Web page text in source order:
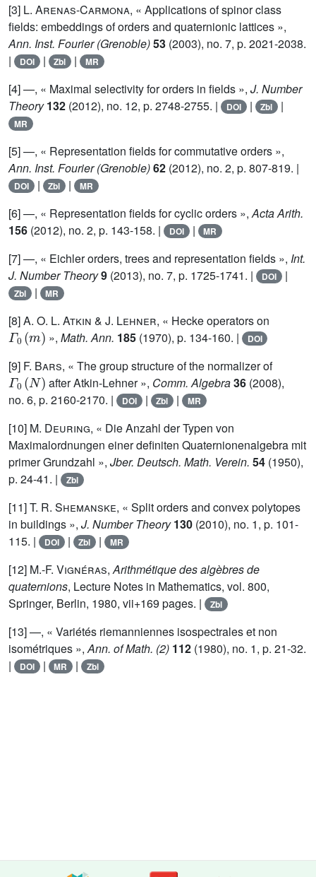
[3] L. Arenas-Carmona, « Applications of spinor class
fields: embeddings of orders and quaternionic lattices »,
Ann. Inst. Fourier (Grenoble)53 (2003), no. 7, p. 2021-2038.
|
DOI | Zbl | MR
[4] —, « Maximal selectivity for orders in fields », J. Number
Theory 132 (2012), no. 12, p. 2748-2755. | DOI | Zbl |
MR
[5] —, « Representation fields for commutative orders »,
Ann. Inst. Fourier (Grenoble)62 (2012), no. 2, p. 807-819. |
DOI | Zbl | MR
[6] —, « Representation fields for cyclic orders »,Acta Arith.
156 (2012), no. 2, p. 143-158. | DOI | MR
[7] —, « Eichler orders, trees and representation fields », Int.
J. Number Theory9 (2013), no. 7, p. 1725-1741. | DOI |
Zbl | MR
[8]A. O. L. Atkin & J. Lehner, « Hecke operators on
Γ0(m)
», Math. Ann. 185(1970), p. 134-160. | DOI
[9] F. Bars, « The group structure of the normalizer of
Γ0(N)
after Atkin-Lehner », Comm. Algebra36 (2008),
no. 6, p. 2160-2170. |
DOI | Zbl | MR
[10] M. Deuring, « Die Anzahl der Typen von
Maximalordnungen einer definiten Quaternionenalgebra mit
primer Grundzahl », Jber. Deutsch. Math. Verein. 54 (1950),
p. 24-41. |
Zbl
[11]T. R. Shemanske, « Split orders and convex polytopes
in buildings », J. Number Theory 130 (2010), no. 1, p. 101-
115. |
DOI | Zbl | MR
[12] M.-F. Vignéras,Arithmétique des algèbres de
quaternions, Lecture Notes in Mathematics, vol. 800,
Springer, Berlin, 1980, vii+169 pages. |
Zbl
[13] —, « Variétés riemanniennes isospectrales et non
isométriques »,Ann. of Math. (2) 112 (1980), no. 1, p. 21-32.
|
DOI | MR | Zbl